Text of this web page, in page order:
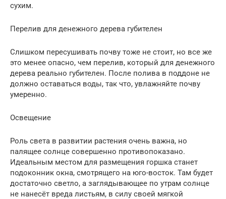
сухим.
Перелив для денежного дерева губителен
Слишком пересушивать почву тоже не стоит, но все же
это менее опасно, чем перелив, который для денежного
дерева реально губителен. После полива в поддоне не
должно оставаться воды, так что, увлажняйте почву
умеренно.
Освещение
Роль света в развитии растения очень важна, но
палящее солнце совершенно противопоказано.
Идеальным местом для размещения горшка станет
подоконник окна, смотрящего на юго-восток. Там будет
достаточно светло, а заглядывающее по утрам солнце
не нанесёт вреда листьям, в силу своей мягкой